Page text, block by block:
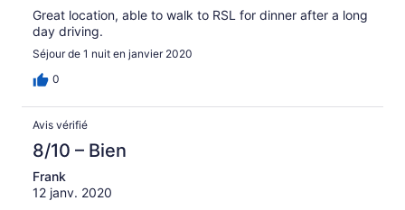
Great location, able to walk to RSL for dinner after a long
day driving.
Séjour de 1 nuit en janvier 2020
0
Avis vérifié
8/10 – Bien
Frank
12 janv. 2020